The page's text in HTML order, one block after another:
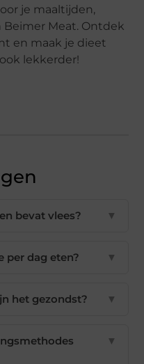
je maaltijden,
Beimer Meat. Ontdek
en maak je dieet
lekkerder!
bevat vlees? ▼
per dag eten? ▼
het gezondst? ▼
▼